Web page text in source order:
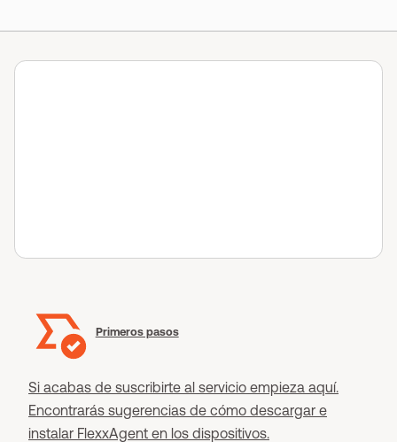
Primeros pasos
Si acabas de suscribirte al servicio empieza aquí.
Encontrarás sugerencias de cómo descargar e
instalar FlexxAgent en los dispositivos.